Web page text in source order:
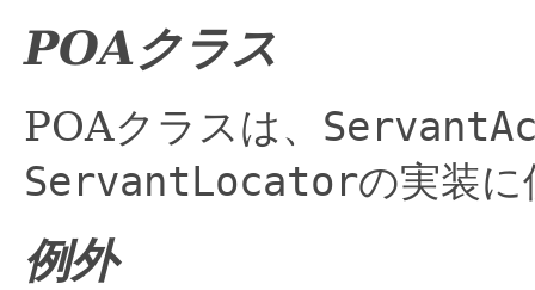
POAクラス
POAクラスは、
ServantLocatorの実装
例外